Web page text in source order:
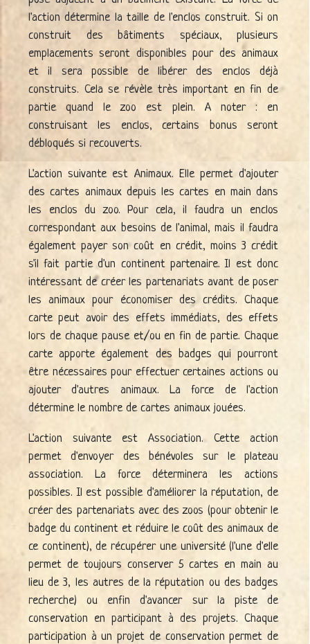
l'action détermine la taille de l'enclos construit. Si on
construit des bâtiments spéciaux, plusieurs
emplacements seront disponibles pour des animaux
et il sera possible de libérer des enclos déjà
construits. Cela se révèle très important en fin de
partie quand le zoo est plein. A noter : en
construisant les enclos, certains bonus seront
débloqués si recouverts.
L'action suivante est Animaux. Elle permet d'ajouter
des cartes animaux depuis les cartes en main dans
les enclos du zoo. Pour cela, il faudra un enclos
correspondant aux besoins de l'animal, mais il faudra
également payer son coût en crédit, moins 3 crédit
s'il fait partie d'un continent partenaire. Il est donc
intéressant de créer les partenariats avant de poser
les animaux pour économiser des crédits. Chaque
carte peut avoir des effets immédiats, des effets
lors de chaque pause et/ou en fin de partie. Chaque
carte apporte également des badges qui pourront
être nécessaires pour effectuer certaines actions ou
ajouter d'autres animaux. La force de l'action
détermine le nombre de cartes animaux jouées.
L'action suivante est Association. Cette action
permet d'envoyer des bénévoles sur le plateau
association. La force déterminera les actions
possibles. Il est possible d'améliorer la réputation, de
créer des partenariats avec des zoos (pour obtenir le
badge du continent et réduire le coût des animaux de
ce continent), de récupérer une université (l'une d'elle
permet de toujours conserver 5 cartes en main au
lieu de 3, les autres de la réputation ou des badges
recherche) ou enfin d'avancer sur la piste de
conservation en participant à des projets. Chaque
participation à un projet de conservation permet de